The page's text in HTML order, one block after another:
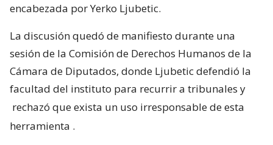
encabezada por Yerko Ljubetic.
La discusión quedó de manifiesto durante una
sesión de la Comisión de Derechos Humanos de la
Cámara de Diputados, donde Ljubetic defendió la
facultad del instituto para recurrir a tribunales y
rechazó que exista un uso irresponsable de esta
herramienta .